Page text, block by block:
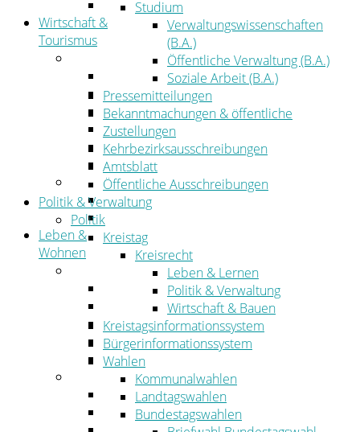
Zahlen, Daten, Fakten
Wirtschaft &
Tourismus
Wirtschaftsförderung
Gewerbeflächen und Unternehmen
Arbeitgeberservice
Mobilfunk & Breitband
Straßen- und Radwegebau
Landwirtschaft
Tourismus
Freizeit und Urlaub im Landkreis
Veranstaltungen
Leben &
Wohnen
Migration
Schulen, Bildung, Sport und Kultur
Soziales
Gesundheit
Jugend, Familie und Senioren
Bauen und Planen
Abfall
Studium
Verwaltungswissenschaften
(B.A.)
Öffentliche Verwaltung (B.A.)
Soziale Arbeit (B.A.)
Pressemitteilungen
Bekanntmachungen & öffentliche
Zustellungen
Kehrbezirksausschreibungen
Amtsblatt
Öffentliche Ausschreibungen
Politik & Verwaltung
Politik
Kreistag
Kreisrecht
Leben & Lernen
Politik & Verwaltung
Wirtschaft & Bauen
Kreistagsinformationssystem
Bürgerinformationssystem
Wahlen
Kommunalwahlen
Landtagswahlen
Bundestagswahlen